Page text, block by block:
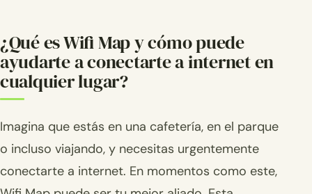
¿Qué es Wifi Map y cómo puede
ayudarte a conectarte a internet en
cualquier lugar?
Imagina que estás en una cafetería, en el parque
o incluso viajando, y necesitas urgentemente
conectarte a internet. En momentos como este,